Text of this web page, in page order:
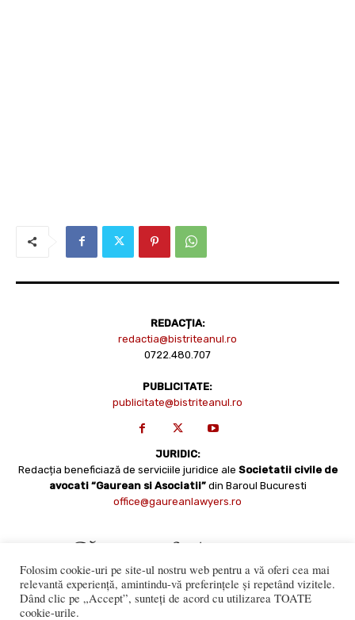
REDACȚIA:
redactia@bistriteanul.ro
0722.480.707
PUBLICITATE:
publicitate@bistriteanul.ro
JURIDIC:
Redacția beneficiază de serviciile juridice ale Societatii civile de
avocati “Gaurean si Asociatii” din Baroul Bucuresti
office@gaureanlawyers.ro
Folosim cookie-uri pe site-ul nostru web pentru a vă oferi cea mai
relevantă experiență, amintindu-vă preferințele și repetând vizitele.
Dând clic pe „Accept”, sunteți de acord cu utilizarea TOATE
cookie-urile.